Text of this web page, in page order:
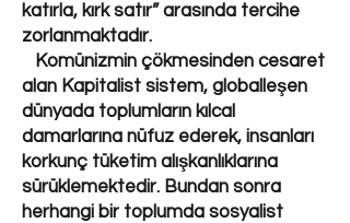
katırla, kırk satır” arasında tercihe
zorlanmaktadır.
Komünizmin çökmesinden cesaret
alan Kapitalist sistem, globalleşen
dünyada toplumların kılcal
damarlarına nüfuz ederek, insanları
korkunç tüketim alışkanlıklarına
sürüklemektedir. Bundan sonra
herhangi bir toplumda sosyalist